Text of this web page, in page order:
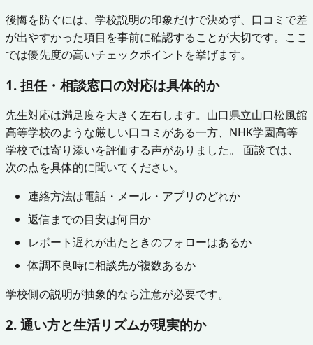
後悔を防ぐには、学校説明の印象だけで決めず、口コミで差
が出やすかった項目を事前に確認することが大切です。ここ
では優先度の高いチェックポイントを挙げます。
1. 担任・相談窓口の対応は具体的か
先生対応は満足度を大きく左右します。山口県立山口松風館
高等学校のような厳しい口コミがある一方、NHK学園高等
学校では寄り添いを評価する声がありました。 面談では、
次の点を具体的に聞いてください。
連絡方法は電話・メール・アプリのどれか
返信までの目安は何日か
レポート遅れが出たときのフォローはあるか
体調不良時に相談先が複数あるか
学校側の説明が抽象的なら注意が必要です。
2. 通い方と生活リズムが現実的か